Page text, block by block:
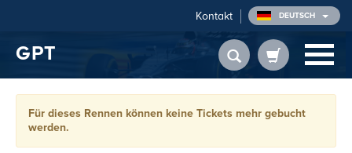
Kontakt DEUTSCH
GPT
Für dieses Rennen können keine Tickets mehr gebucht
werden.